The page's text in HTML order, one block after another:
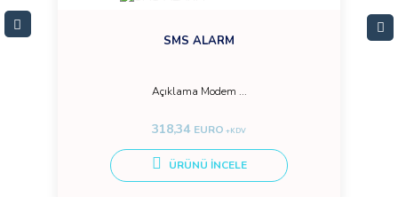
SMS ALARM
Açıklama Modem ...
318,34 EURO +KDV
ÜRÜNÜ İNCELE